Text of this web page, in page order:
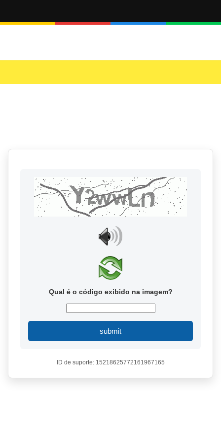
Qual é o código exibido na imagem?
submit
ID de suporte: 15218625772161967165